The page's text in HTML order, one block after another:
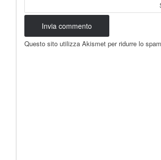
Questo sito utilizza Akismet per ridurre lo